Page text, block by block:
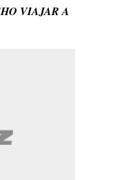
VIAJAR A